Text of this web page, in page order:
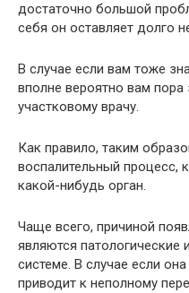
достаточно большой
себя он оставляет долго
В случае если вам тоже
вполне вероятно вам пора
участковому врачу.
Как правило, таким
воспалительный процесс,
какой-нибудь орган.
Чаще всего, причиной
являются патологические
системе. В случае если
приводит к неполному